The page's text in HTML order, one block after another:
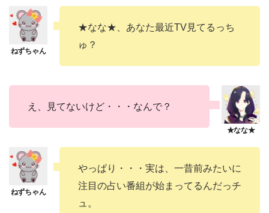
★なな★、あなた最近TV見てるっち
ゅ？
え、見てないけど・・・なんで？
やっぱり・・・実は、一昔前みたいに
注目の占い番組が始まってるんだっチ
ュ。